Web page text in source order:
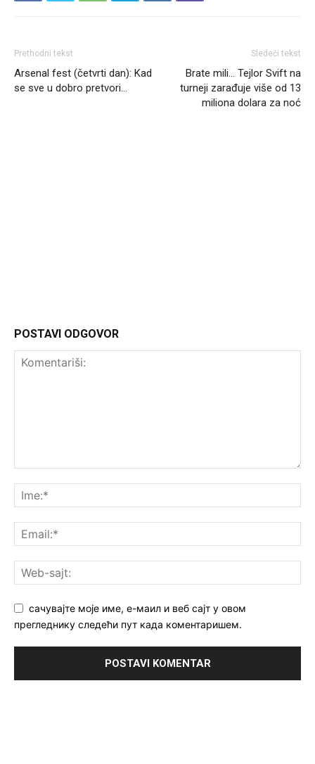
Prethodni tekst
Arsenal fest (četvrti dan): Kad
se sve u dobro pretvori…
Sledeći tekst
Brate mili… Tejlor Svift na
turneji zarađuje više od 13
miliona dolara za noć
POSTAVI ODGOVOR
сачувајте моје име, е-маил и веб сајт у овом
прегледнику следећи пут када коментаришем.